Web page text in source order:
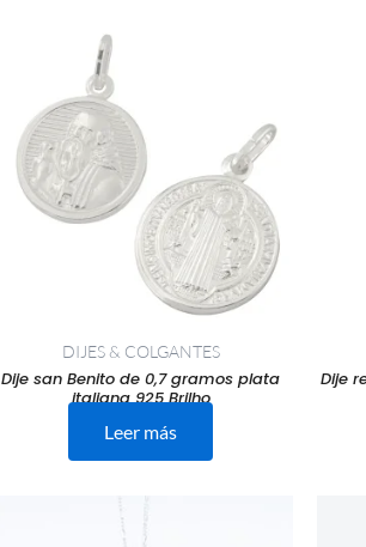
DIJES & COLGANTES
Dije san Benito de 0,7 gramos plata
italiana 925 Brilho
Leer más
Dije